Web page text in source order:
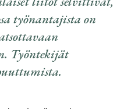
työnantajista on
Työntekijät